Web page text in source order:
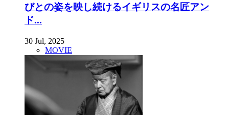
びとの姿を映し続けるイギリスの名匠アン
ド...
30 Jul, 2025
MOVIE